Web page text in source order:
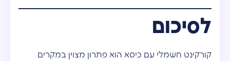
לסיכום
קורקינט חשמלי עם כיסא הוא פתרון מצוין במקרים